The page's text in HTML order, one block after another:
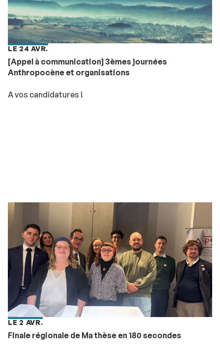
LE 24 AVR.
[Appel à communication] 3èmes journées
Anthropocène et organisations
A vos candidatures !
LE 2 AVR.
Finale régionale de Ma thèse en 180 secondes